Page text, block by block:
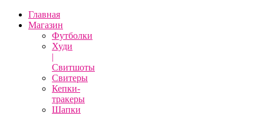
Главная
Магазин
Футболки
Худи
|
Свитшоты
Свитеры
Кепки-
тракеры
Шапки